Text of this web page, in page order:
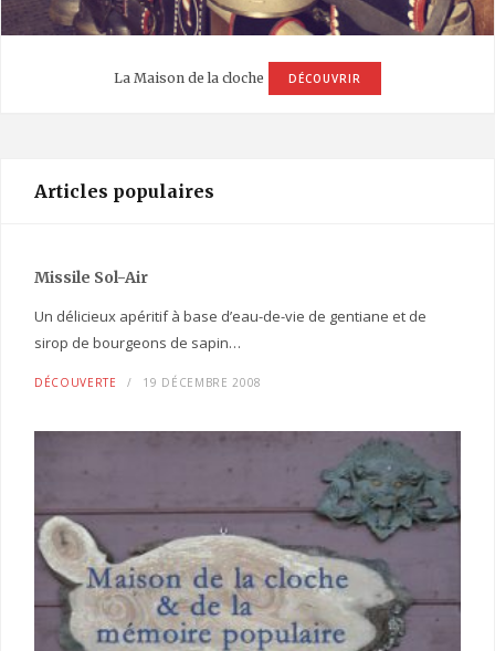
La Maison de la cloche DÉCOUVRIR
Articles populaires
Missile Sol-Air
Un délicieux apéritif à base d’eau-de-vie de gentiane et de
sirop de bourgeons de sapin…
DÉCOUVERTE 19 DÉCEMBRE 2008